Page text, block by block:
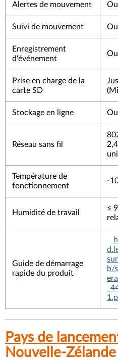
Alertes de mouvement
Suivi de mouvement
Enregistrement
d'événement
Prise en charge de la
carte SD
Stockage en ligne
Réseau sans fil
Température de
fonctionnement
-
Humidité de travail
≤
Guide de démarrage
rapide du produit
b/
Pays de
Nouvelle-Zélande